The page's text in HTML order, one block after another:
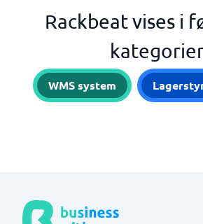
Rackbeat vises i
WMS system